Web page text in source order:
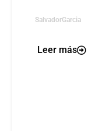
SalvadorGarcia
Leer más